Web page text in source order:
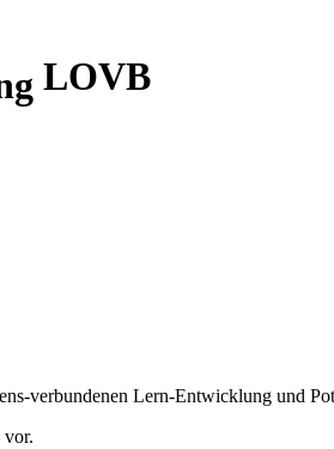
LOVB
verbundenen Lern-Entwicklung und
vor.